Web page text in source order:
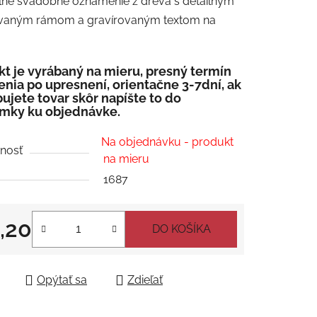
rámom a gravírovaným textom na
je vyrábaný na mieru, presný termín
po upresnení, orientačne 3-7dní, ak
tovar skôr napíšte to do
ku objednávke.
Na objednávku - produkt
na mieru
1687
cena:
DO KOŠÍKA
Opýtať sa Zdieľať